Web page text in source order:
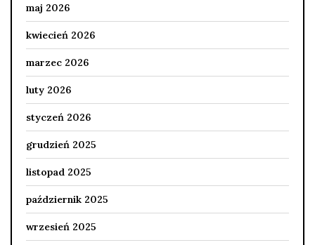
maj 2026
kwiecień 2026
marzec 2026
luty 2026
styczeń 2026
grudzień 2025
listopad 2025
październik 2025
wrzesień 2025